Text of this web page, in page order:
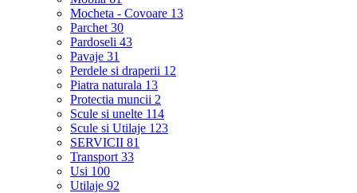
Mocheta - Covoare 13
Parchet 30
Pardoseli 43
Pavaje 31
Perdele si draperii 12
Piatra naturala 13
Protectia muncii 2
Scule si unelte 114
Scule si Utilaje 123
SERVICII 81
Transport 33
Usi 100
Utilaje 92